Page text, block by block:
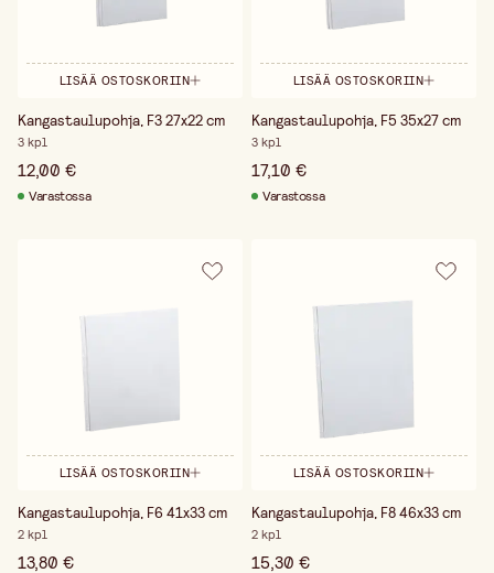
LISÄÄ OSTOSKORIIN
Kangastaulupohja, F3 27x22 cm
3 kpl
12,00 €
Varastossa
LISÄÄ OSTOSKORIIN
Kangastaulupohja, F5 35x27 cm
3 kpl
17,10 €
Varastossa
LISÄÄ OSTOSKORIIN
Kangastaulupohja, F6 41x33 cm
2 kpl
13,80 €
LISÄÄ OSTOSKORIIN
Kangastaulupohja, F8 46x33 cm
2 kpl
15,30 €